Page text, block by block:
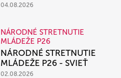
04.08.2026
NÁRODNÉ STRETNUTIE
MLÁDEŽE P26
NÁRODNÉ STRETNUTIE
MLÁDEŽE P26 - SVIEŤ
02.08.2026